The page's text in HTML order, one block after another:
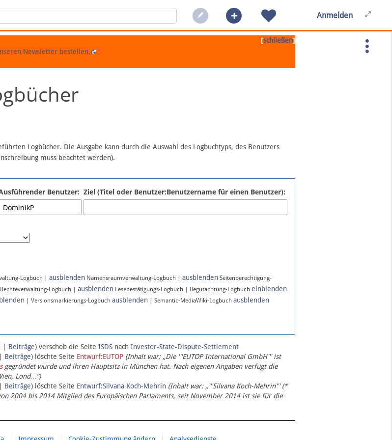
Anmelden
[schließen]
Newsletter bestellen.
Logbücher. Die Ausgabe kann durch die Auswahl des Logbuchtyps, des Benutzers
muss beachtet werden).
Benutzer: Ziel (Titel oder Benutzer:Benutzername für einen Benutzer):
Logbuch | ausblenden Namensraumverwaltung-Logbuch | ausblenden Seitenberechtigung-
Rechteverwaltung-Logbuch | ausblenden Lesebestätigungs-Logbuch | Begutachtung-Logbuch einblenden
| Versionsmarkierungs-Logbuch ausblenden | Semantic-MediaWiki-Logbuch ausblenden
| Beiträge) verschob die Seite ISDS nach Investor-State-Dispute-Settlement
| Beiträge) löschte Seite Entwurf:EUTOP (Inhalt war: „Die '''EUTOP International GmbH''' ist
gegründet wurde und ihren Hauptsitz in München hat. Nach eigenen Angaben verfügt die
Lond…“)
| Beiträge) löschte Seite Entwurf:Silvana Koch-Mehrin (Inhalt war: „'''Silvana Koch-Mehrin''' (*
2004 bis 2014 Mitglied des Europäischen Parlaments, seit November 2014 ist sie für die